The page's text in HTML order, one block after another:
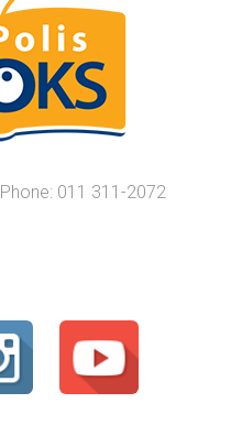
Phone: 011 311-2072